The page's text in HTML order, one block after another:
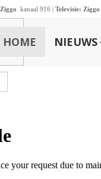
Ziggo kanaal 916 | Televisie: Ziggo
HOME NIEUWS